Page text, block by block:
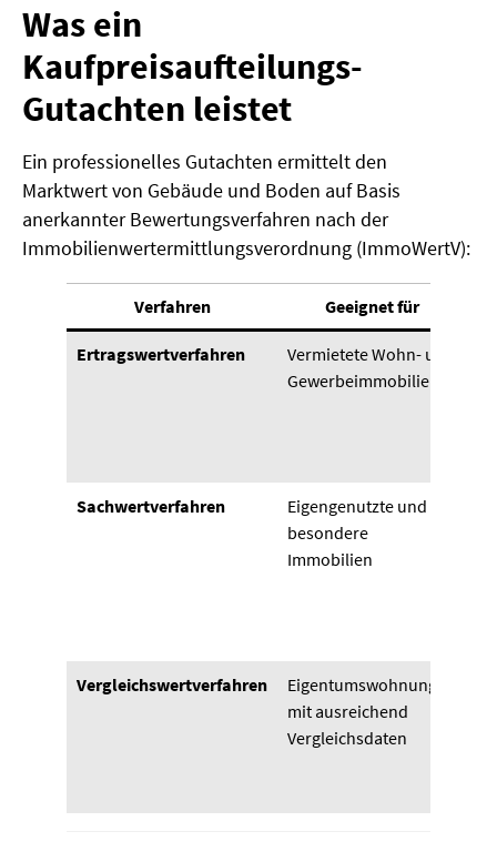
Was ein
Kaufpreisaufteilungs-
Gutachten leistet
Ein professionelles Gutachten ermittelt den
Marktwert von Gebäude und Boden auf Basis
anerkannter Bewertungsverfahren nach der
Immobilienwertermittlungsverordnung (ImmoWertV):
Verfahren Geeignet für
Ertragswertverfahren
Vermietete Wohn- und
Gewerbeimmobilien
Sachwertverfahren
Eigengenutzte und
besondere
Immobilien
Vergleichswertverfahren
Eigentumswohnungen
mit ausreichend
Vergleichsdaten